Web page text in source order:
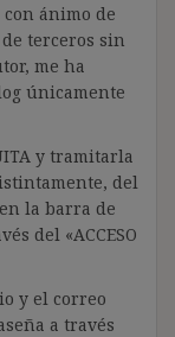
ánimo de
terceros sin
me ha
únicamente
y tramitarla
del
en la barra de
del «ACCESO
y el correo
a través